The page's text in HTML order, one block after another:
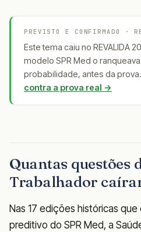
PREVISTO E CONFIRMADO ·
Este tema caiu no REVALIDA
modelo SPR Med o
probabilidade, antes da prova.
contra a prova real →
Quantas questões
Trabalhador
Nas 17 edições históricas
preditivo do SPR Med, a